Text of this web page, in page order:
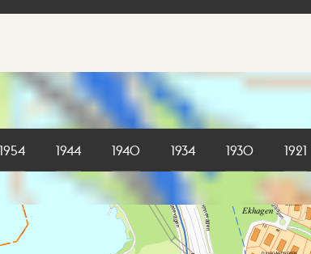
1954 1944 1940 1934 1930 1921